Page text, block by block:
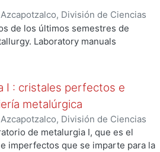
en que quedará estructurada
rasante, sub-base, base y
División de Ciencias
,2008)Ita de la Torre, Antonio de
de los últimos semestres de
Laboratory manuals
I : cristales perfectos e
metalúrgica
División de Ciencias
,2000 )Ita de la Torre, Antonio de
de metalurgia I, que es el
imperfectos que se imparte para la